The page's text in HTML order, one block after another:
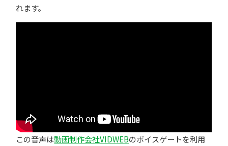
れます。
この音声は動画制作会社VIDWEBのボイスゲートを利用